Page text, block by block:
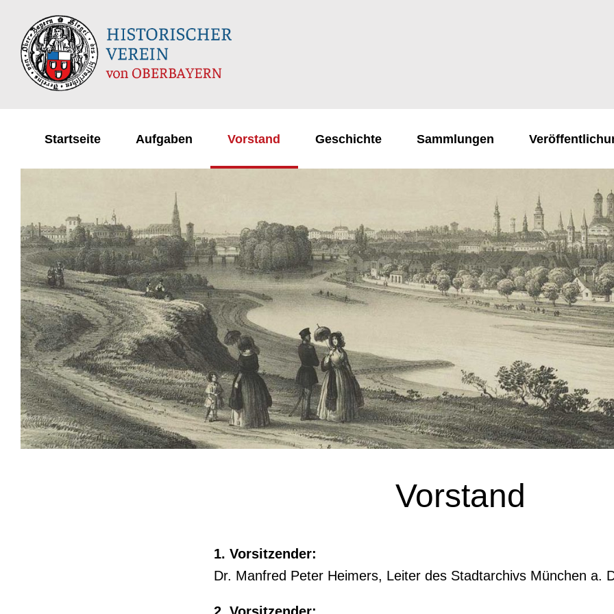
Startseite Aufgaben Vorstand Geschichte Sammlungen
Vorstand
1. Vorsitzender:
Dr. Manfred Peter Heimers, Leiter des Stadtarchivs München a.